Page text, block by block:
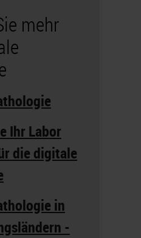
mehr
Ihr Labor
die digitale
in
-